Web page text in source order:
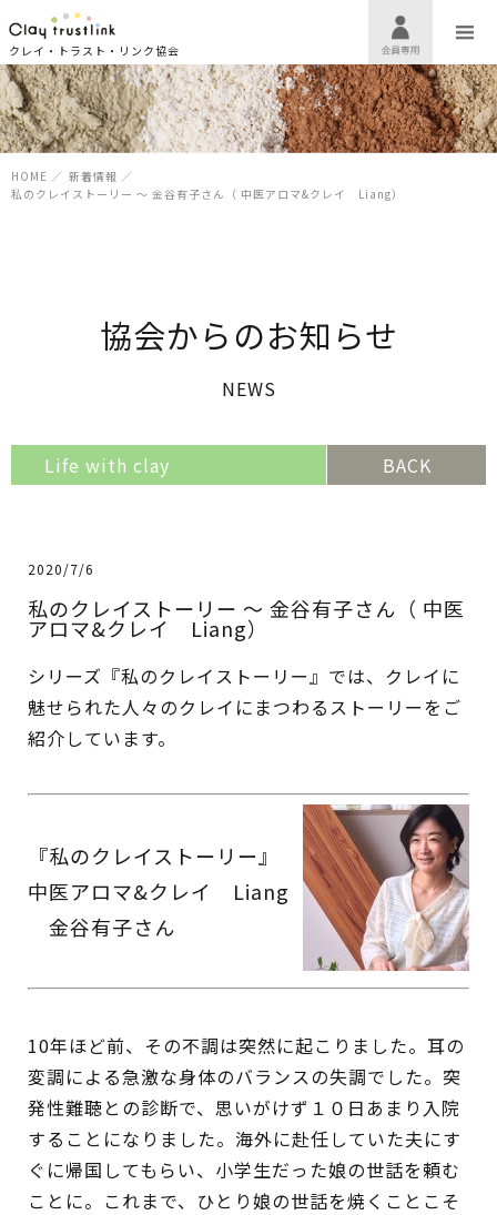
クレイ・トラスト・リンク協会
HOME ／ 新着情報 ／
私のクレイストーリー 〜 金谷有子さん（ 中医アロマ&クレイ Liang）
協会からのお知らせ
NEWS
Life with clay BACK
2020/7/6
私のクレイストーリー 〜 金谷有子さん（ 中医
アロマ&クレイ Liang）
シリーズ『私のクレイストーリー』では、クレイに
魅せられた人々のクレイにまつわるストーリーをご
紹介しています。
『私のクレイストーリー』
中医アロマ&クレイ Liang
金谷有子さん
10年ほど前、その不調は突然に起こりました。耳の
変調による急激な身体のバランスの失調でした。突
発性難聴との診断で、思いがけず１０日あまり入院
することになりました。海外に赴任していた夫にす
ぐに帰国してもらい、小学生だった娘の世話を頼む
ことに。これまで、ひとり娘の世話を焼くことこそ